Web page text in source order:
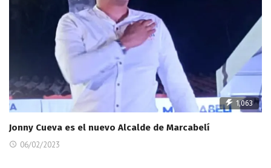
1,063
Jonny Cueva es el nuevo Alcalde de Marcabelí
06/02/2023